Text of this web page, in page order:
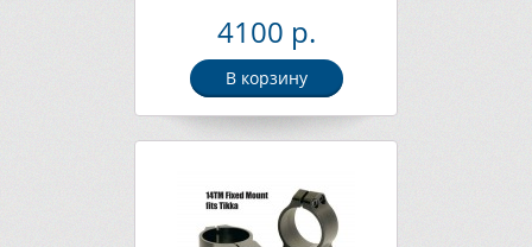
4100 р.
В корзину